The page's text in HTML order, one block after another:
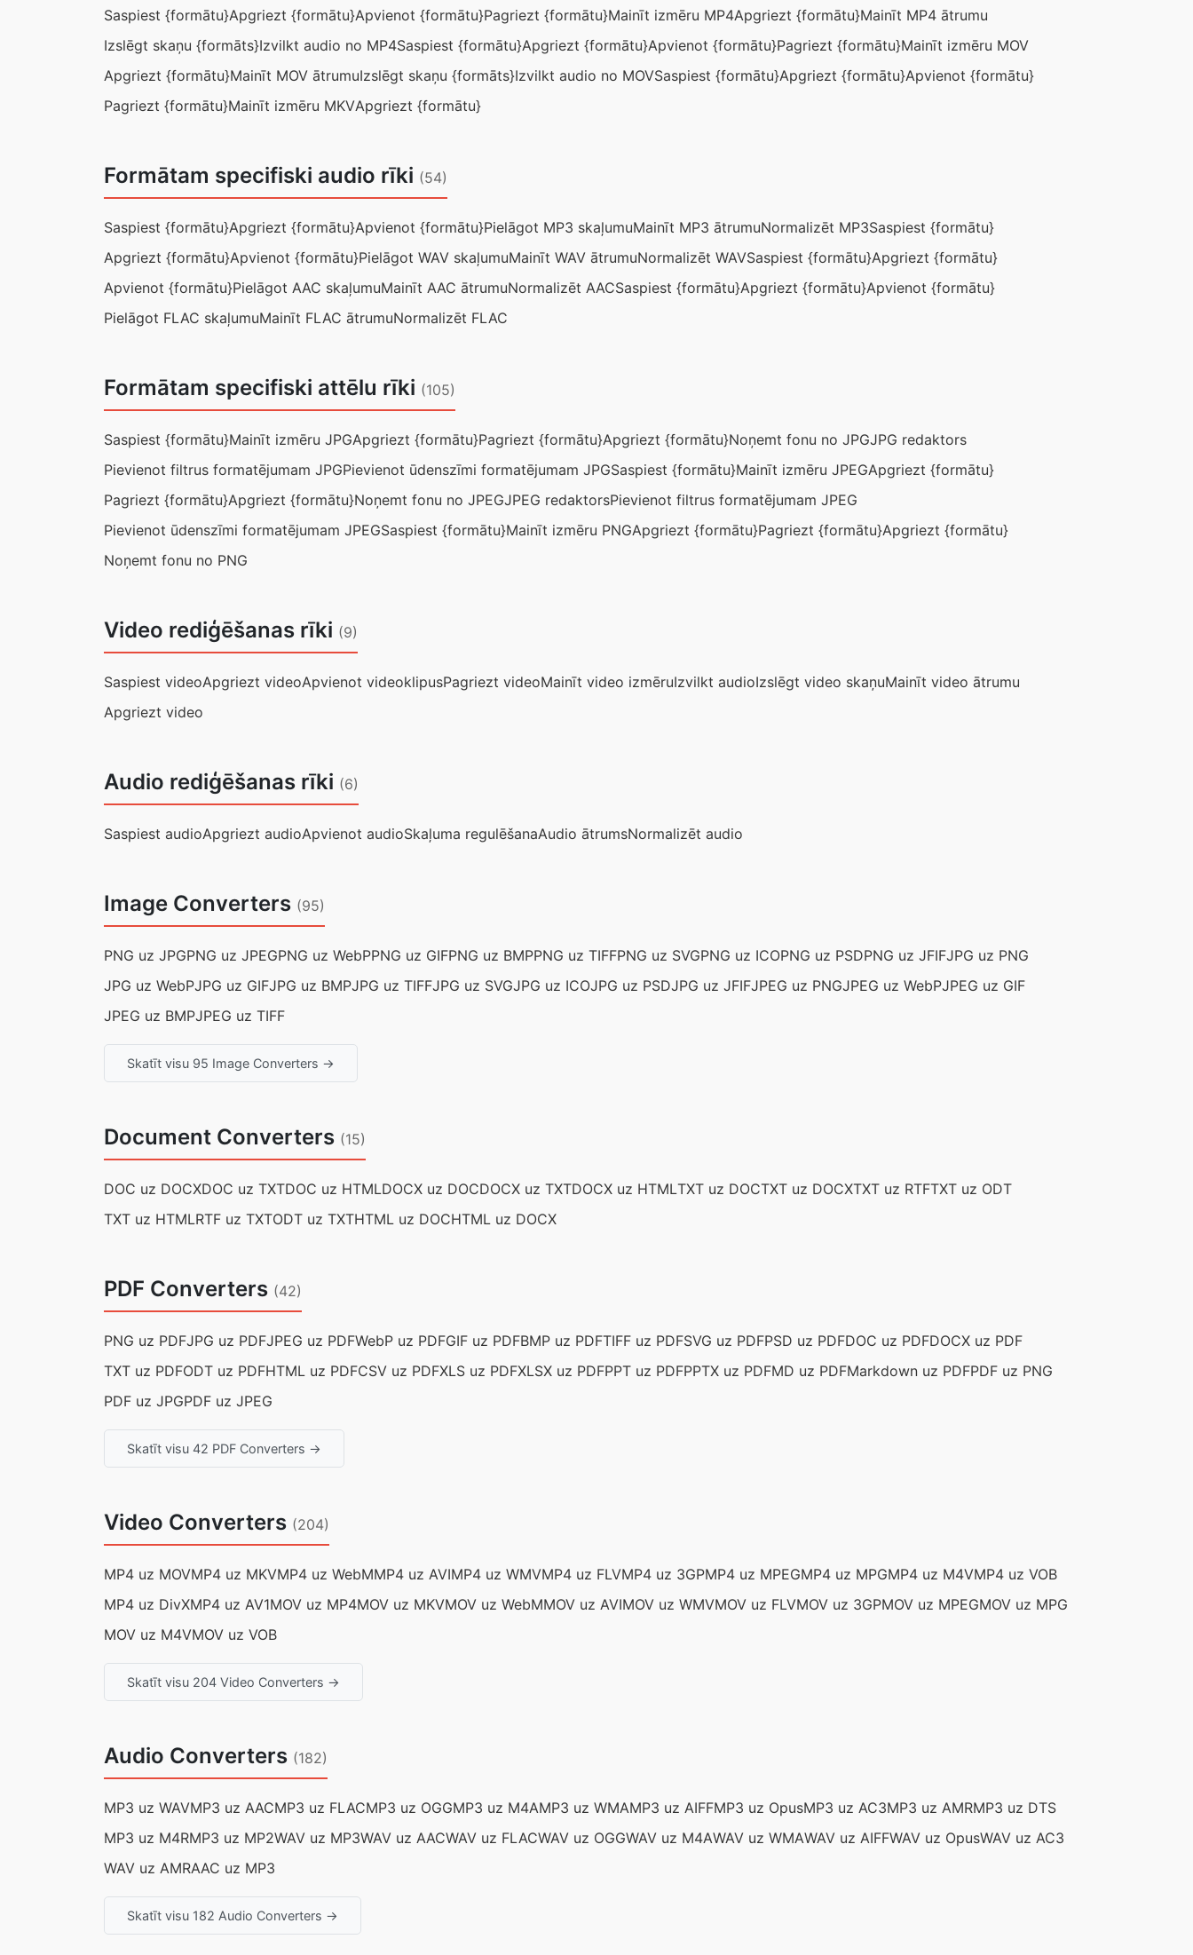
Saspiest {formātu}Apgriezt {formātu}Apvienot {formātu}Pagriezt {formātu}Mainīt izmēru MP4Apgriezt {formātu}Mainīt MP4 ātrumu
Izslēgt skaņu {formāts}Izvilkt audio no MP4Saspiest {formātu}Apgriezt {formātu}Apvienot {formātu}Pagriezt {formātu}Mainīt izmēru MOV
Apgriezt {formātu}Mainīt MOV ātrumuIzslēgt skaņu {formāts}Izvilkt audio no MOVSaspiest {formātu}Apgriezt {formātu}Apvienot {formātu}
Pagriezt {formātu}Mainīt izmēru MKVApgriezt {formātu}
Formātam specifiski audio rīki (54)
Saspiest {formātu}Apgriezt {formātu}Apvienot {formātu}Pielāgot MP3 skaļumuMainīt MP3 ātrumuNormalizēt MP3Saspiest {formātu}
Apgriezt {formātu}Apvienot {formātu}Pielāgot WAV skaļumuMainīt WAV ātrumuNormalizēt WAVSaspiest {formātu}Apgriezt {formātu}
Apvienot {formātu}Pielāgot AAC skaļumuMainīt AAC ātrumuNormalizēt AACSaspiest {formātu}Apgriezt {formātu}Apvienot {formātu}
Pielāgot FLAC skaļumuMainīt FLAC ātrumuNormalizēt FLAC
Formātam specifiski attēlu rīki (105)
Saspiest {formātu}Mainīt izmēru JPGApgriezt {formātu}Pagriezt {formātu}Apgriezt {formātu}Noņemt fonu no JPGJPG redaktors
Pievienot filtrus formatējumam JPGPievienot ūdenszīmi formatējumam JPGSaspiest {formātu}Mainīt izmēru JPEGApgriezt {formātu}
Pagriezt {formātu}Apgriezt {formātu}Noņemt fonu no JPEGJPEG redaktorsPievienot filtrus formatējumam JPEG
Pievienot ūdenszīmi formatējumam JPEGSaspiest {formātu}Mainīt izmēru PNGApgriezt {formātu}Pagriezt {formātu}Apgriezt {formātu}
Noņemt fonu no PNG
Video rediģēšanas rīki (9)
Saspiest videoApgriezt videoApvienot videoklipusPagriezt videoMainīt video izmēruIzvilkt audioIzslēgt video skaņuMainīt video ātrumu
Apgriezt video
Audio rediģēšanas rīki (6)
Saspiest audioApgriezt audioApvienot audioSkaļuma regulēšanaAudio ātrumsNormalizēt audio
Image Converters (95)
PNG uz JPGPNG uz JPEGPNG uz WebPPNG uz GIFPNG uz BMPPNG uz TIFFPNG uz SVGPNG uz ICOPNG uz PSDPNG uz JFIFJPG uz PNG
JPG uz WebPJPG uz GIFJPG uz BMPJPG uz TIFFJPG uz SVGJPG uz ICOJPG uz PSDJPG uz JFIFJPEG uz PNGJPEG uz WebPJPEG uz GIF
JPEG uz BMPJPEG uz TIFF
Skatīt visu 95 Image Converters →
Document Converters (15)
DOC uz DOCXDOC uz TXTDOC uz HTMLDOCX uz DOCDOCX uz TXTDOCX uz HTMLTXT uz DOCTXT uz DOCXTXT uz RTFTXT uz ODT
TXT uz HTMLRTF uz TXTODT uz TXTHTML uz DOCHTML uz DOCX
PDF Converters (42)
PNG uz PDFJPG uz PDFJPEG uz PDFWebP uz PDFGIF uz PDFBMP uz PDFTIFF uz PDFSVG uz PDFPSD uz PDFDOC uz PDFDOCX uz PDF
TXT uz PDFODT uz PDFHTML uz PDFCSV uz PDFXLS uz PDFXLSX uz PDFPPT uz PDFPPTX uz PDFMD uz PDFMarkdown uz PDFPDF uz PNG
PDF uz JPGPDF uz JPEG
Skatīt visu 42 PDF Converters →
Video Converters (204)
MP4 uz MOVMP4 uz MKVMP4 uz WebMMP4 uz AVIMP4 uz WMVMP4 uz FLVMP4 uz 3GPMP4 uz MPEGMP4 uz MPGMP4 uz M4VMP4 uz VOB
MP4 uz DivXMP4 uz AV1MOV uz MP4MOV uz MKVMOV uz WebMMOV uz AVIMOV uz WMVMOV uz FLVMOV uz 3GPMOV uz MPEGMOV uz MPG
MOV uz M4VMOV uz VOB
Skatīt visu 204 Video Converters →
Audio Converters (182)
MP3 uz WAVMP3 uz AACMP3 uz FLACMP3 uz OGGMP3 uz M4AMP3 uz WMAMP3 uz AIFFMP3 uz OpusMP3 uz AC3MP3 uz AMRMP3 uz DTS
MP3 uz M4RMP3 uz MP2WAV uz MP3WAV uz AACWAV uz FLACWAV uz OGGWAV uz M4AWAV uz WMAWAV uz AIFFWAV uz OpusWAV uz AC3
WAV uz AMRAAC uz MP3
Skatīt visu 182 Audio Converters →